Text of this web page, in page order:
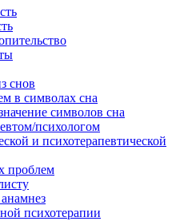
снов
в символах сна
символов сна
психологом
и психотерапевтической
проблем
психотерапии